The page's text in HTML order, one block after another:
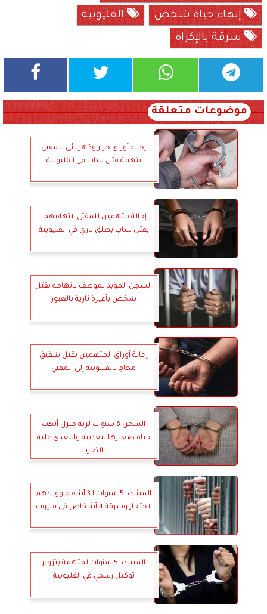
إنهاء حياة شخص
القليوبية
سرقة بالإكراه
موضوعات متعلقة
إحالة أوراق جزار وكهربائى للمفتي
بتهمة قتل شاب في القليوبية
إحالة متهمين للمفتي لاتهامهما
بقتل شاب بطلق ناري في القليوبية
السجن المؤبد لموظف لاتهامه بقتل
شخص بأعيرة نارية بالعبور
إحالة أوراق المتهمين بقتل شقيق
محامٍ بالقليوبية إلى المفتي
السجن 6 سنوات لربة منزل أنهت
حياة صغيرها بتعذيبه والتعدي عليه
بالضرب
المشدد 5 سنوات لـ3 أشقاء ووالدهم
لاحتجاز وسرقة 4 أشخاص في قليوب
المشدد 5 سنوات لمتهمة بتزوير
توكيل رسمي في القليوبية